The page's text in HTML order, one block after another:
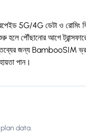
প্রিপেইড 5G/4G ডেটা ও
হলে পৌঁছানোর আগে
জন্য BambooSIM
পান।
data.